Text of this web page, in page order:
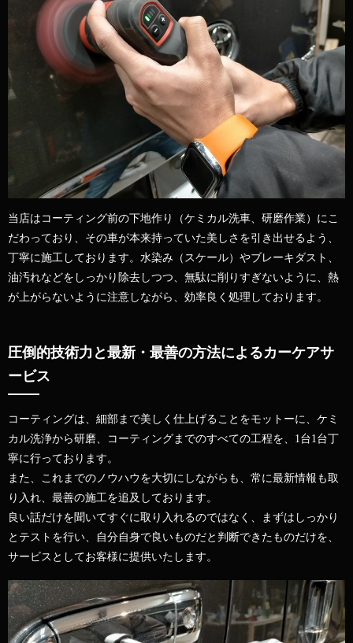
当店はコーティング前の下地作り（ケミカル洗車、研磨作業）にこ
だわっており、その車が本来持っていた美しさを引き出せるよう、
丁寧に施工しております。水染み（スケール）やブレーキダスト、
油汚れなどをしっかり除去しつつ、無駄に削りすぎないように、熱
が上がらないように注意しながら、効率良く処理しております。
圧倒的技術力と最新・最善の方法によるカーケアサ
ービス
コーティングは、細部まで美しく仕上げることをモットーに、 ケミ
カル洗浄から研磨、コーティングまでのすべての工程を、1台1台丁
寧に行っております。
また、これまでのノウハウを大切にしながらも、常に最新情報も取
り入れ、最善の施工を追及しております。
良い話だけを聞いてすぐに取り入れるのではなく、まずはしっかり
とテストを行い、
自分自身で良いものだと判断できたものだけを、
サービスとしてお客様に提供いたします。